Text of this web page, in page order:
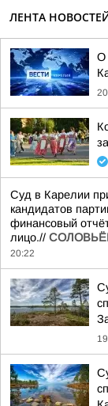
ЛЕНТА
О
Суд в Карелии
кандидатов
финансовый
лицо.//
20:22